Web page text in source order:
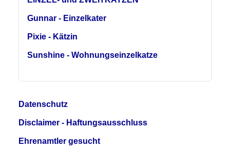
Gunnar - Einzelkater
Pixie - Kätzin
Sunshine - Wohnungseinzelkatze
Datenschutz
Disclaimer - Haftungsausschluss
Ehrenamtler gesucht